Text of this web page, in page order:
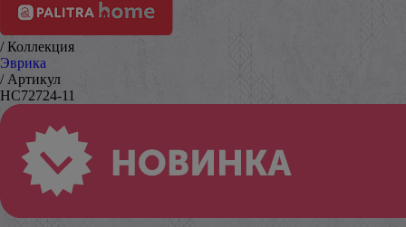
/ Коллекция
Эврика
/ Артикул
HC72724-11